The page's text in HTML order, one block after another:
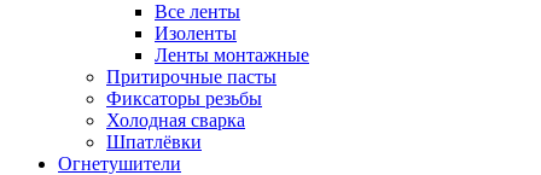
Все ленты
Изоленты
Ленты монтажные
Притирочные пасты
Фиксаторы резьбы
Холодная сварка
Шпатлёвки
Огнетушители